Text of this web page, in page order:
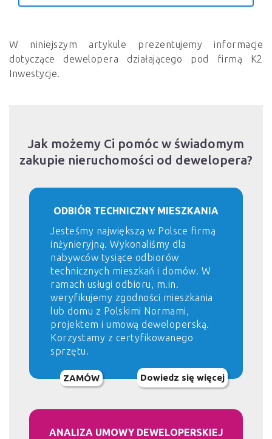
W niniejszym artykule prezentujemy informacje
dotyczące dewelopera działającego pod firmą K2
Inwestycje.
Jak możemy Ci pomóc w świadomym
zakupie nieruchomości od dewelopera?
ODBIÓR TECHNICZNY MIESZKANIA
Jesteśmy największą w Polsce firmą
inżynieryjną. Wykonaliśmy dla
nabywców tysiące odbiorów
technicznych mieszkań i domów. W
ramach usługi odbioru, m.in.
weryfikujemy zgodności mieszkania
lub domu z Polskimi Normami,
projektem i umową deweloperską.
Korzystamy z certyfikowanego
sprzętu.
ZAMÓW Dowiedz się więcej
ANALIZA UMOWY DEWELOPERSKIEJ